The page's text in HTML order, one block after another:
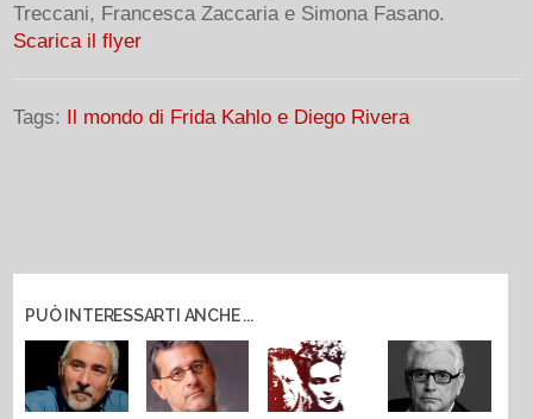
Treccani, Francesca Zaccaria e Simona Fasano.
Scarica il flyer
Tags: Il mondo di Frida Kahlo e Diego Rivera
PUÒ INTERESSARTI ANCHE ...